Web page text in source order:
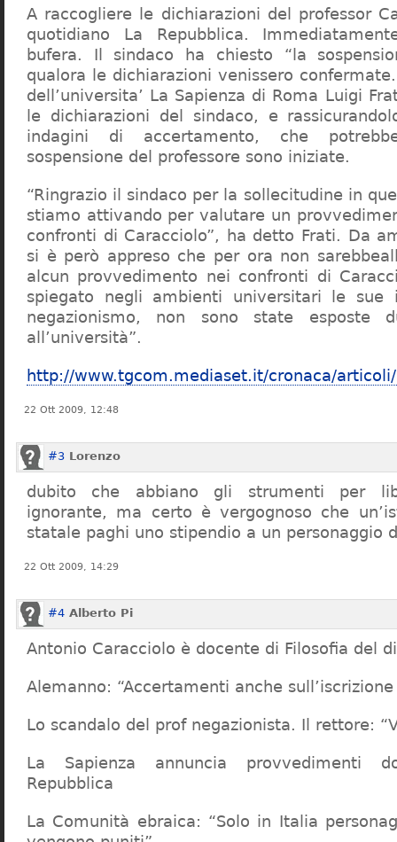
A raccogliere le dichiarazioni del professor
quotidiano La Repubblica.
bufera. Il sindaco ha chiesto “la
qualora le dichiarazioni venissero
dell’universita’ La Sapienza di Roma Luigi
le dichiarazioni del sindaco, e
indagini di accertamento, che
sospensione del professore sono iniziate.
“Ringrazio il sindaco per la sollecitudine in
stiamo attivando per valutare un
confronti di Caracciolo”, ha detto Frati. Da
si è però appreso che per ora non
alcun provvedimento nei confronti di
spiegato negli ambienti universitari le sue
negazionismo, non sono state esposte
all’università”.
http://www.tgcom.mediaset.it/cronaca/
22 Ott 2009, 12:48
#3 Lorenzo
dubito che abbiano gli strumenti per
ignorante, ma certo è vergognoso che
statale paghi uno stipendio a un personaggio
22 Ott 2009, 14:29
#4 Alberto Pi
Antonio Caracciolo è docente di Filosofia del
Alemanno: “Accertamenti anche
Lo scandalo del prof negazionista. Il rettore:
La Sapienza annuncia provvedimenti
Repubblica
La Comunità ebraica: “Solo in Italia